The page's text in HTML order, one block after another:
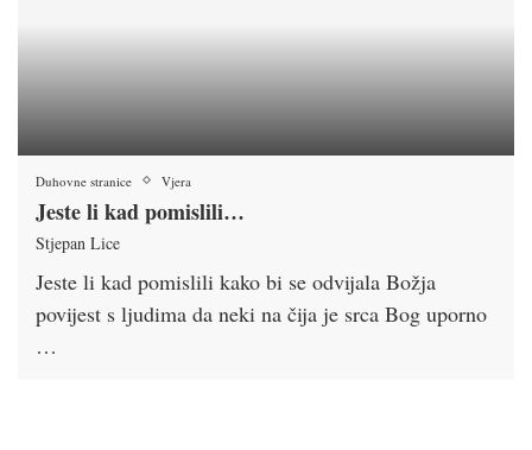
Duhovne stranice Vjera
Jeste li kad pomislili…
Stjepan Lice
Jeste li kad pomislili kako bi se odvijala Božja
povijest s ljudima da neki na čija je srca Bog uporno
…